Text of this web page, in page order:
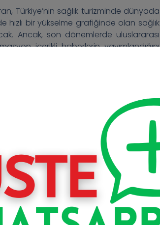
Türkiye’nin sağlık turizminde dünyada
hızlı bir yükselme grafiğinde olan sağlık
Ancak, son dönemlerde uluslararası
içerikli haberlerin yayımlandığını
yanıt vermek adına proaktif adımlar
değil, global ölçekte de öncü bir
turizminde hak ettiği yere ulaşması